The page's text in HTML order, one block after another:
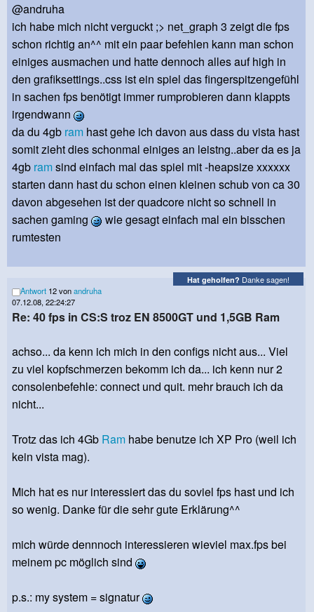
@andruha
ich habe mich nicht verguckt ;> net_graph 3 zeigt die fps
schon richtig an^^ mit ein paar befehlen kann man schon
einiges ausmachen und hatte dennoch alles auf high in
den grafiksettings..css ist ein spiel das fingerspitzengefühl
in sachen fps benötigt immer rumprobieren dann klappts
irgendwann
da du 4gb ram hast gehe ich davon aus dass du vista hast
somit zieht dies schonmal einiges an leistng..aber da es ja
4gb ramsind einfach mal das spiel mit -heapsize xxxxxx
starten dann hast du schon einen kleinen schub von ca 30
davon abgesehen ist der quadcore nicht so schnell in
sachen gaming
wie gesagt einfach mal ein bisschen
rumtesten
Hat geholfen? Danke sagen!
Antwort 12 vonandruha
07.12.08, 22:24:27
Re: 40 fps in CS:S troz EN 8500GT und 1,5GB Ram
achso... da kenn ich mich in den configs nicht aus... Viel
zu viel kopfschmerzen bekomm ich da... ich kenn nur 2
consolenbefehle: connect und quit. mehr brauch ich da
nicht...
Trotz das ich 4Gb Ram habe benutze ich XP Pro (weil ich
kein vista mag).
Mich hat es nur interessiert das du soviel fps hast und ich
so wenig. Danke für die sehr gute Erklärung^^
mich würde dennnoch interessieren wieviel max.fps bei
meinem pc möglich sind
p.s.: my system = signatur